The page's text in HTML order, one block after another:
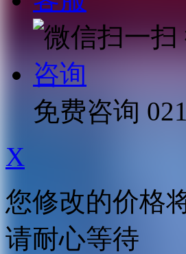
咨询
免费咨询
X
您修改的价格
请耐心等待